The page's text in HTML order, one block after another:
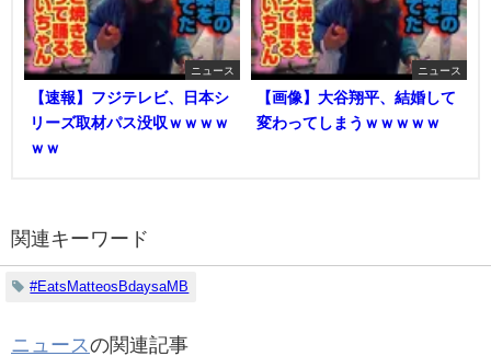
ニュース
【速報】フジテレビ、日本シ
リーズ取材パス没収ｗｗｗｗ
ｗｗ
ニュース
【画像】大谷翔平、結婚して
変わってしまうｗｗｗｗｗ
関連キーワード
#EatsMatteosBdaysaMB
ニュースの関連記事